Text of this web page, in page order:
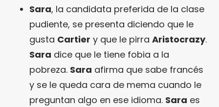
Sara, la candidata preferida de la clase
pudiente, se presenta diciendo que le
gusta Cartier y que le pirra Aristocrazy.
Sara dice que le tiene fobia a la
pobreza. Sara afirma que sabe francés
y se le queda cara de mema cuando le
preguntan algo en ese idioma. Sara es